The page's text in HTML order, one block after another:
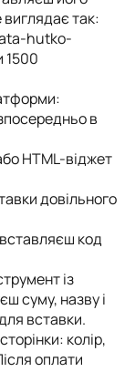
так:
hutko-
1500
в
HTML-віджет
довільного
код
із
суму, назву і
вставки.
колір,
оплати